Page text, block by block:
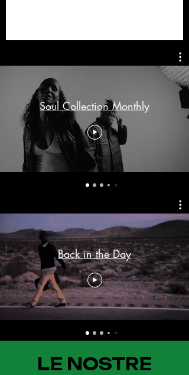
Soul Collection Monthly
Back in the Day
LE NOSTRE